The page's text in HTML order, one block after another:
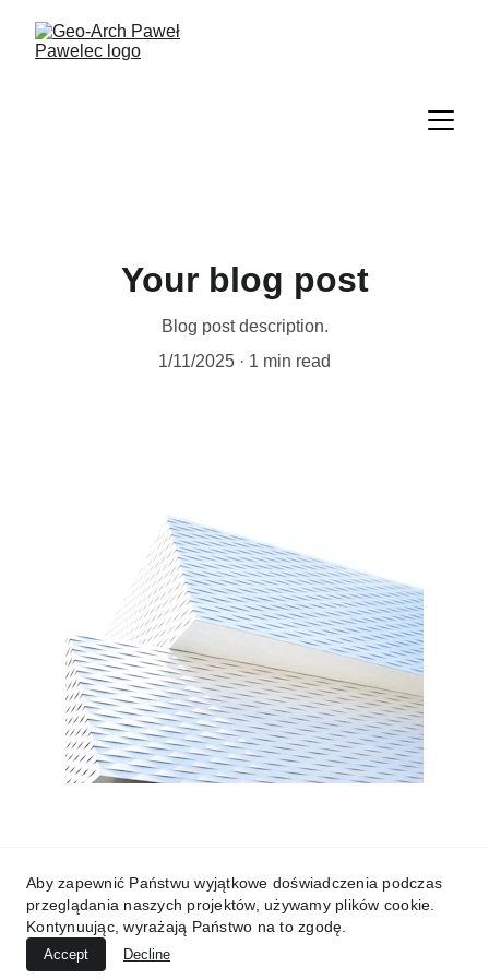
Your blog post
Blog post description.
1/11/2025
1 min read
Aby zapewnić Państwu wyjątkowe doświadczenia podczas
przeglądania naszych projektów, używamy plików cookie.
Kontynuując, wyrażają Państwo na to zgodę.
Accept Decline